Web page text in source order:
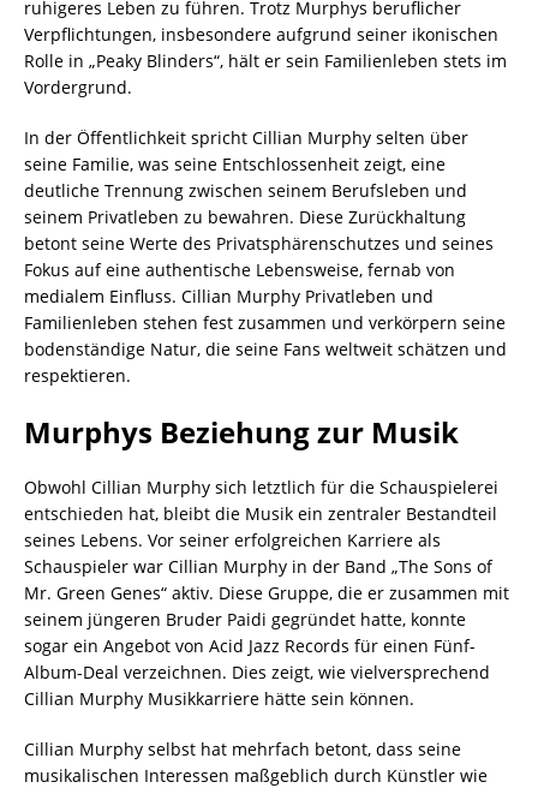
ruhigeres Leben zu führen. Trotz Murphys beruflicher
Verpflichtungen, insbesondere aufgrund seiner ikonischen
Rolle in „Peaky Blinders“, hält er sein Familienleben stets im
Vordergrund.
In der Öffentlichkeit spricht Cillian Murphy selten über
seine Familie, was seine Entschlossenheit zeigt, eine
deutliche Trennung zwischen seinem Berufsleben und
seinem Privatleben zu bewahren. Diese Zurückhaltung
betont seine Werte des Privatsphärenschutzes und seines
Fokus auf eine authentische Lebensweise, fernab von
medialem Einfluss. Cillian Murphy Privatleben und
Familienleben stehen fest zusammen und verkörpern seine
bodenständige Natur, die seine Fans weltweit schätzen und
respektieren.
Murphys Beziehung zur Musik
Obwohl Cillian Murphy sich letztlich für die Schauspielerei
entschieden hat, bleibt die Musik ein zentraler Bestandteil
seines Lebens. Vor seiner erfolgreichen Karriere als
Schauspieler war Cillian Murphy in der Band „The Sons of
Mr. Green Genes“ aktiv. Diese Gruppe, die er zusammen mit
seinem jüngeren Bruder Paidi gegründet hatte, konnte
sogar ein Angebot von Acid Jazz Records für einen Fünf-
Album-Deal verzeichnen. Dies zeigt, wie vielversprechend
Cillian Murphy Musikkarriere hätte sein können.
Cillian Murphy selbst hat mehrfach betont, dass seine
musikalischen Interessen maßgeblich durch Künstler wie